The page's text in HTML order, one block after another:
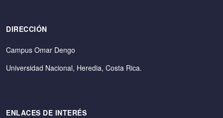
DIRECCIÓN
Campus Omar Dengo
Universidad Nacional, Heredia, Costa Rica.
ENLACES DE INTERÉS